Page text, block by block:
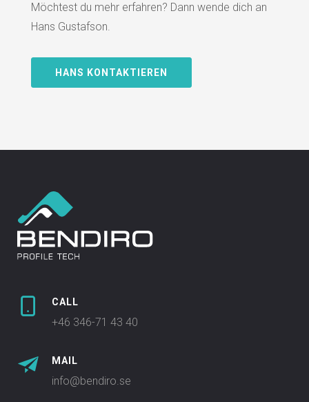
Möchtest du mehr erfahren? Dann wende dich an
Hans Gustafson.
HANS KONTAKTIEREN
CALL
+46 346-71 43 40
MAIL
info@bendiro.se